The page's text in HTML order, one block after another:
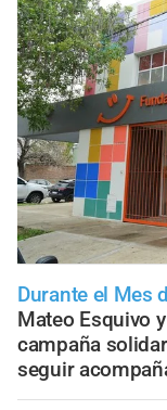
Durante el Mes
Mateo Esquivo
campaña
seguir